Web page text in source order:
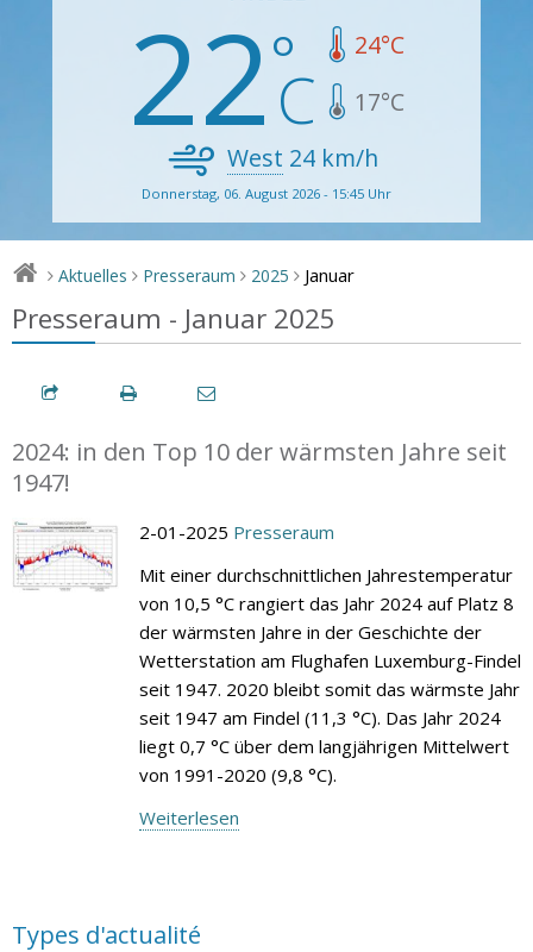
22 24°C
17°C
West 24 km/h
Donnerstag, 06. August 2026 - 15:45 Uhr
> Aktuelles > Presseraum > 2025 > Januar
Presseraum - Januar 2025
2024: in den Top 10 der wärmsten Jahre seit
1947!
2-01-2025 Presseraum
Mit einer durchschnittlichen Jahrestemperatur
von 10,5 °C rangiert das Jahr 2024 auf Platz 8
der wärmsten Jahre in der Geschichte der
Wetterstation am Flughafen Luxemburg-Findel
seit 1947. 2020 bleibt somit das wärmste Jahr
seit 1947 am Findel (11,3 °C). Das Jahr 2024
liegt 0,7 °C über dem langjährigen Mittelwert
von 1991-2020 (9,8 °C).
Weiterlesen
Types d'actualité